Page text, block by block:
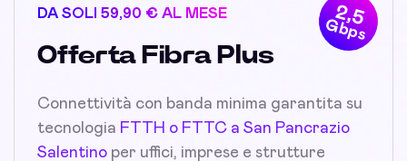
2,5
Gbps
DA SOLI 59,90 € AL MESE
Offerta Fibra Plus
Connettività con banda minima garantita su
tecnologia FTTH o FTTC a San Pancrazio
Salentino per uffici, imprese e strutture